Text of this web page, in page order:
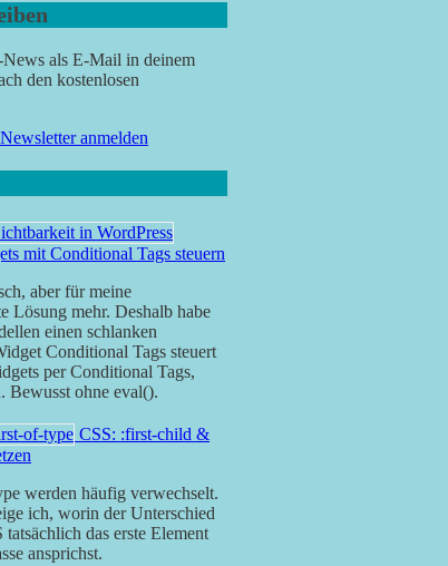
News als E-Mail in deinem
den kostenlosen
mit Conditional Tags steuern
aber für meine
Lösung mehr. Deshalb habe
einen schlanken
Conditional Tags steuert
per Conditional Tags,
ohne eval().
CSS: :first-child &
werden häufig verwechselt.
ich, worin der Unterschied
das erste Element
ansprichst.